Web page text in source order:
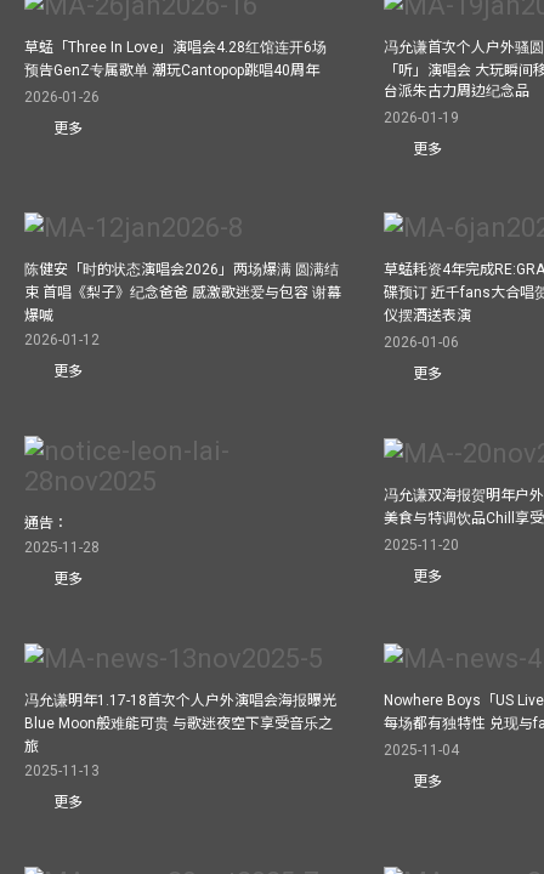
草蜢「Three In Love」演唱会4.28红馆连开6场
预告GenZ专属歌单 潮玩Cantopop跳唱40周年
2026-01-26
更多
冯允谦首次个人户外骚
「听」演唱会 大玩瞬
台派朱古力周边纪念品
2026-01-19
更多
陈健安「时的状态演唱会2026」两场爆满 圆满结
束 首唱《梨子》纪念爸爸 感激歌迷爱与包容 谢幕
爆喊
2026-01-12
更多
草蜢耗资4年完成
碟预订 近千fans大合唱
仪摆酒送表演
2026-01-06
更多
通告：
2025-11-28
更多
冯允谦双海报贺明年户
美食与特调饮品Chill享
2025-11-20
更多
冯允谦明年1.17-18首次个人户外演唱会海报曝光
Blue Moon般难能可贵 与歌迷夜空下享受音乐之
旅
2025-11-13
更多
Nowhere Boys「US
每场都有独特性 兑现与
2025-11-04
更多